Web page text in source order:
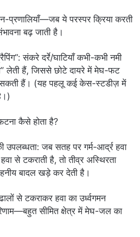
प्रणालियाँ—जब ये परस्पर क्रिया करती
बढ़ जाती है।
संकरे दर्रे/घाटियाँ कभी-कभी नमी
लेती हैं, जिससे छोटे दायरे में मेघ-फट
सकती हैं। (यह पहलू कई केस-स्टडीज़ में
कैसे होता है?
जब सतह पर गर्म-आर्द्र हवा
से टकराती है, तो तीव्र अस्थिरता
बादल खड़े कर देती है।
से टकराकर हवा का उर्ध्वगमन
सीमित क्षेत्र में मेघ-जल का